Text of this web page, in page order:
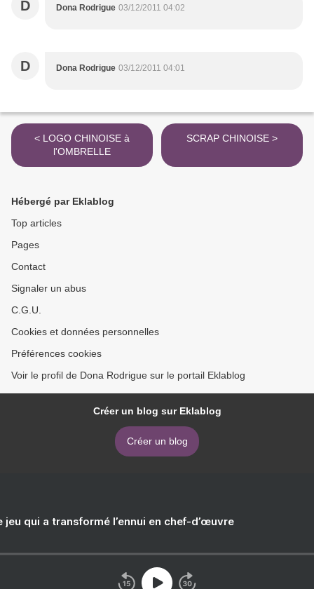
D Dona Rodrigue 03/12/2011 04:02
D Dona Rodrigue 03/12/2011 04:01
< LOGO CHINOISE à
l'OMBRELLE
SCRAP CHINOISE >
Hébergé par Eklablog
Top articles
Pages
Contact
Signaler un abus
C.G.U.
Cookies et données personnelles
Préférences cookies
Voir le profil de Dona Rodrigue sur le portail Eklablog
Créer un blog sur Eklablog
Créer un blog
jeu qui a transformé l’ennui en chef-d’œuvre